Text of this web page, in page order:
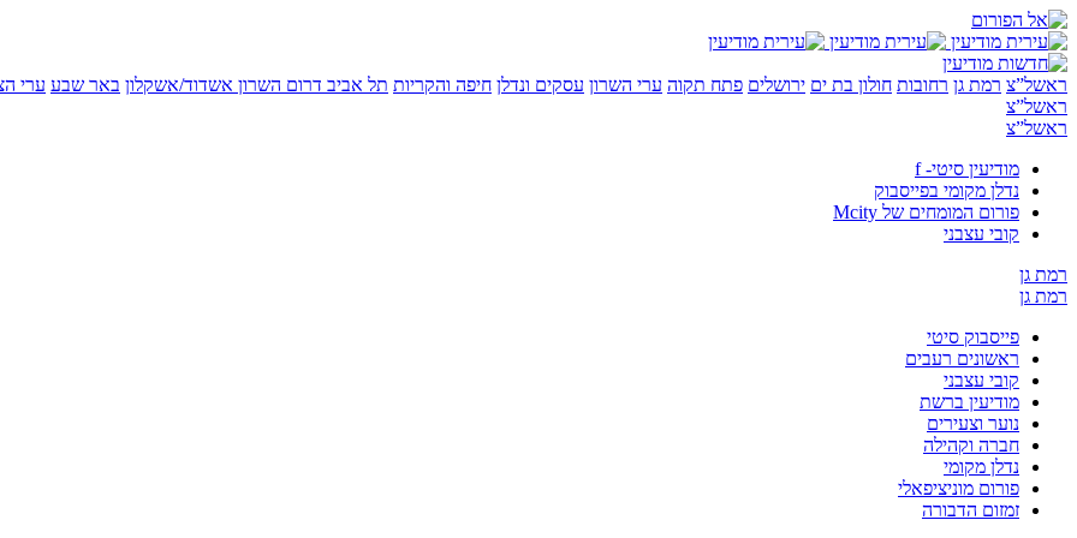
ראשל”צ רמת גן רחובות חולון בת ים ירושלים פתח תקוה ערי השרון עסקים ונדלן חיפה והקריות תל אביב דרום השרון אשדוד/אשקלון באר שבע ערי
ראשל”צ
ראשל”צ
מודיעין סיטי- f
נדלן מקומי בפייסבוק
פורום המומחים של Mcity
קובי עצבני
רמת גן
רמת גן
פייסבוק סיטי
ראשונים רעבים
קובי עצבני
מודיעין ברשת
נוער וצעירים
חברה וקהילה
נדלן מקומי
פורום מוניציפאלי
זמזום הדבורה